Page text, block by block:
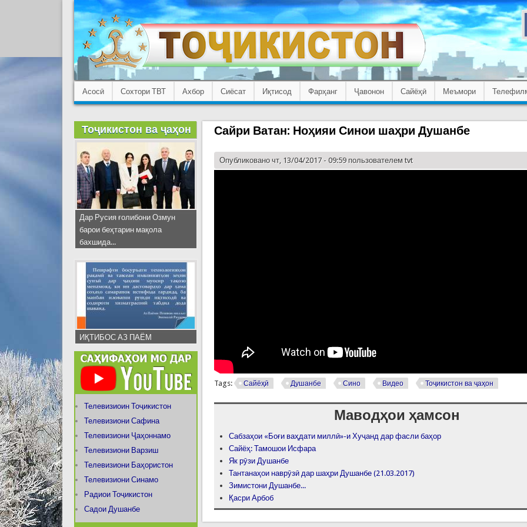
Асосӣ Сохтори ТВТ Ахбор Сиёсат Иқтисод Фарҳанг Ҷавонон Сайёҳӣ Меъмори
Сайри Ватан: Ноҳияи Синои шаҳри Душанбе
Опубликовано чт, 13/04/2017 - 09:59 пользователемtvt
Tags: Сайёҳӣ Душанбе Сино Видео Тоҷикистон ва ҷаҳон
Маводҳои ҳамсон
Сабзаҳои «Боғи ваҳдати миллӣ»-и Хуҷанд дар фасли баҳор
Сайёҳ: Тамошои Исфара
Як рӯзи Душанбе
Тантанаҳои наврӯзӣ дар шаҳри Душанбе (21.03.2017)
Зимистони Душанбе...
Қасри Арбоб
Тоҷикистон ва ҷаҳон
Дар Русия ғолибони Озмун
барои беҳтарин мақола
бахшида...
ИҚТИБОС АЗ ПАЁМ
Телевизиоин Тоҷикистон
Телевизиони Сафина
Телевизиони Ҷаҳоннамо
Телевизиони Варзиш
Телевизиони Баҳористон
Телевизиони Синамо
Радиои Тоҷикистон
Садои Душанбе